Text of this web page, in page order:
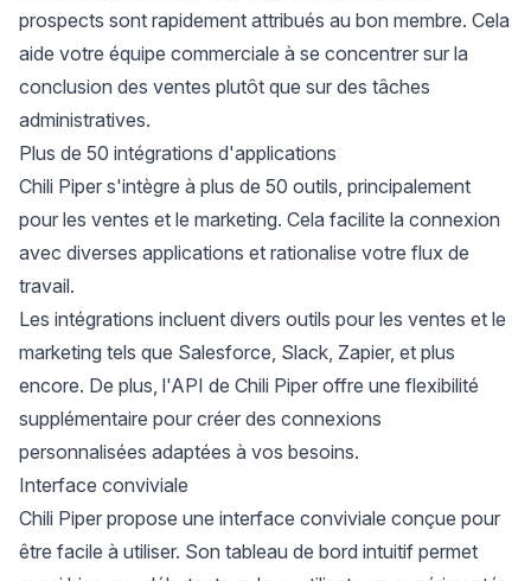
prospects sont rapidement attribués au bon membre. Cela
aide votre équipe commerciale à se concentrer sur la
conclusion des ventes plutôt que sur des tâches
administratives.
Plus de 50 intégrations d'applications
Chili Piper s'intègre à plus de 50 outils, principalement
pour les ventes et le marketing. Cela facilite la connexion
avec diverses applications et rationalise votre flux de
travail.
Les intégrations incluent divers outils pour les ventes et le
marketing tels que Salesforce, Slack, Zapier, et plus
encore. De plus, l'API de Chili Piper offre une flexibilité
supplémentaire pour créer des connexions
personnalisées adaptées à vos besoins.
Interface conviviale
Chili Piper propose une interface conviviale conçue pour
être facile à utiliser. Son tableau de bord intuitif permet